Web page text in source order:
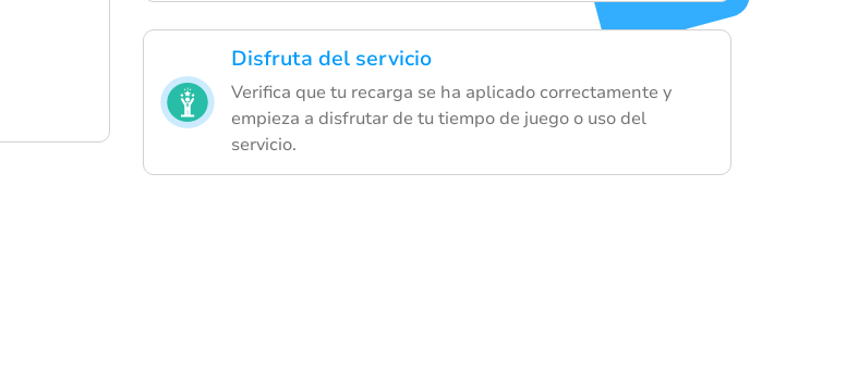
Disfruta del servicio
Verifica que tu recarga se ha aplicado correctamente y
empieza a disfrutar de tu tiempo de juego o uso del
servicio.